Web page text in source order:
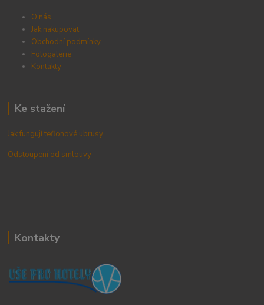
O nás
Jak nakupovat
Obchodní podmínky
Fotogalerie
Kontakty
Ke stažení
Jak fungují teflonové ubrusy
Odstoupení od smlouvy
Kontakty